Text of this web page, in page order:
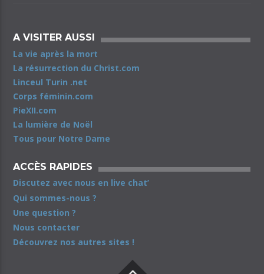
A VISITER AUSSI
La vie après la mort
La résurrection du Christ.com
Linceul Turin .net
Corps féminin.com
PieXII.com
La lumière de Noël
Tous pour Notre Dame
ACCÈS RAPIDES
Discutez avec nous en live chat’
Qui sommes-nous ?
Une question ?
Nous contacter
Découvrez nos autres sites !